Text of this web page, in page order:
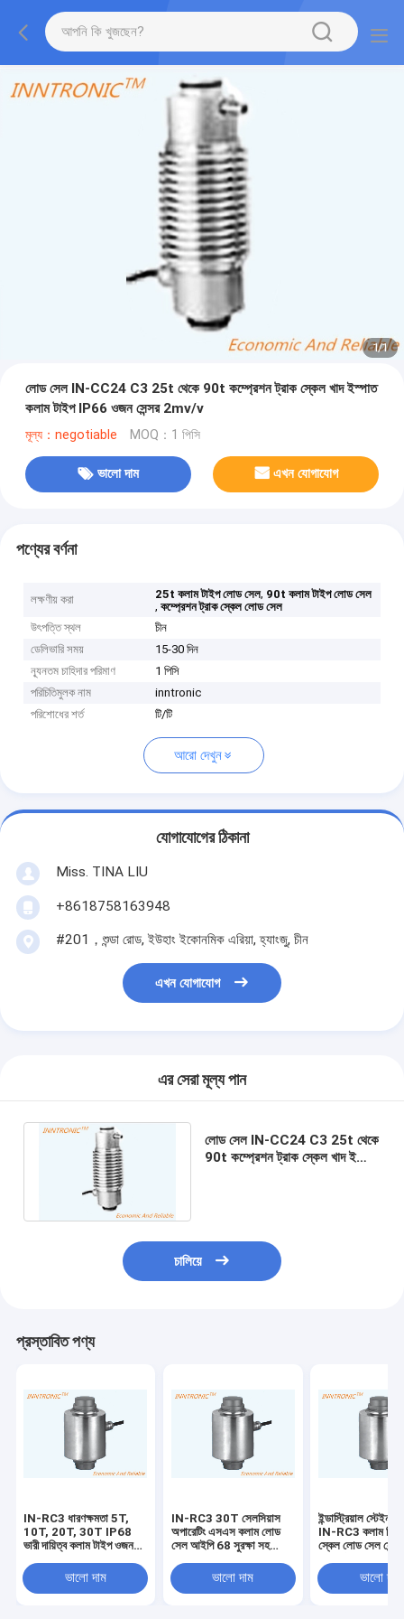
1/1
লোড সেল IN-CC24 C3 25t থেকে 90t কম্প্রেশন ট্রাক স্কেল খাদ ইস্পাত
কলাম টাইপ IP66 ওজন সেন্সর 2mv/v
মূল্য：negotiable MOQ：1 পিসি
ভালো দাম এখন যোগাযোগ
পণ্যের বর্ণনা
লক্ষণীয় করা 25t কলাম টাইপ লোড সেল, 90t কলাম টাইপ লোড সেল
,কম্প্রেশন ট্রাক স্কেল লোড সেল
উৎপত্তি স্থল
চীন
ডেলিভারি সময়
15-30 দিন
ন্যূনতম চাহিদার পরিমাণ
1 পিসি
পরিচিতিমুলক নাম
inntronic
পরিশোধের শর্ত
টি/টি
আরো দেখুন
যোগাযোগের ঠিকানা
Miss. TINA LIU
+8618758163948
#201，শুন্ডা রোড, ইউহাং ইকোনমিক এরিয়া, হ্যাংজু, চীন
এখন যোগাযোগ
এর সেরা মূল্য পান
লোড সেল IN-CC24 C3 25t থেকে
90t কম্প্রেশন ট্রাক স্কেল খাদ ইস্পাত
চালিয়ে
প্রস্তাবিত পণ্য
IN-RC3 ধারণক্ষমতা 5T,
10T, 20T, 30T IP68
ভারী দায়িত্ব কলাম টাইপ ওজন
150% / 250% Emax
নিরাপদ ওভারলোড
ভালো দাম
IN-RC3 30T সেলসিয়াস
অপারেটিং এসএস কলাম লোড
সেল আইপি 68 সুরক্ষা সহ
ভালো দাম
ইন্ডাস্ট্রিয়াল
IN-RC3 কলাম
স্কেল লোড সেল
জন্য সুরক্ষাভালো দাম